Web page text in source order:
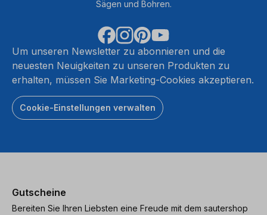
Sägen und Bohren.
Um unseren Newsletter zu abonnieren und die
neuesten Neuigkeiten zu unseren Produkten zu
erhalten, müssen Sie Marketing-Cookies akzeptieren.
Cookie-Einstellungen verwalten
Gutscheine
Bereiten Sie Ihren Liebsten eine Freude mit dem sautershop